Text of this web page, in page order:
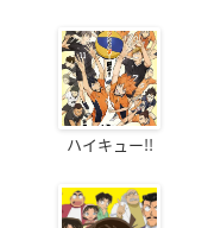
ハイキュー!!